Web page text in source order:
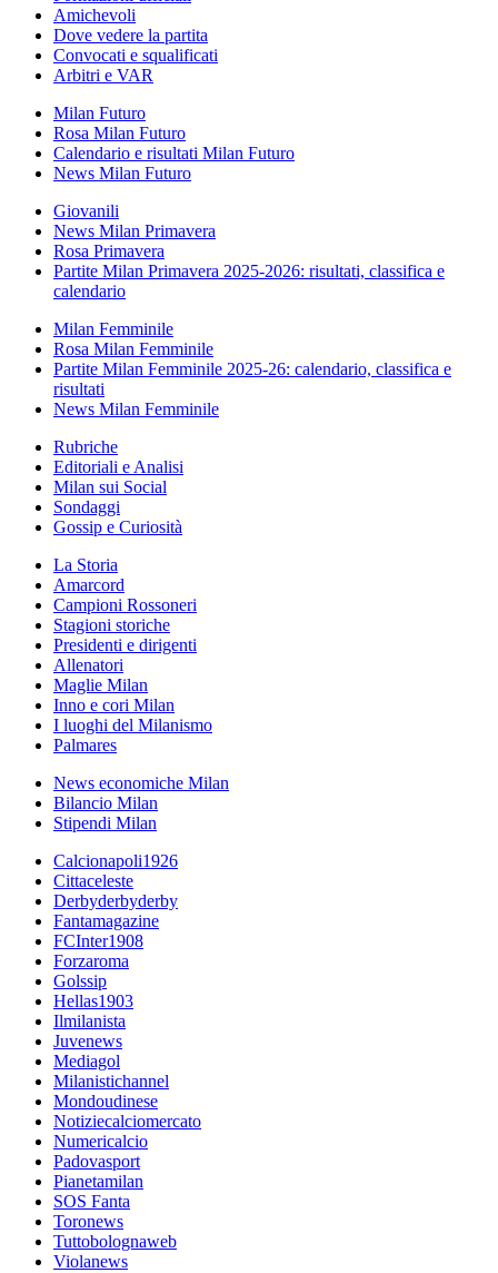
Amichevoli
Dove vedere la partita
Convocati e squalificati
Arbitri e VAR
Milan Futuro
Rosa Milan Futuro
Calendario e risultati Milan Futuro
News Milan Futuro
Giovanili
News Milan Primavera
Rosa Primavera
Partite Milan Primavera 2025-2026: risultati, classifica e
calendario
Milan Femminile
Rosa Milan Femminile
Partite Milan Femminile 2025-26: calendario, classifica e
risultati
News Milan Femminile
Rubriche
Editoriali e Analisi
Milan sui Social
Sondaggi
Gossip e Curiosità
La Storia
Amarcord
Campioni Rossoneri
Stagioni storiche
Presidenti e dirigenti
Allenatori
Maglie Milan
Inno e cori Milan
I luoghi del Milanismo
Palmares
News economiche Milan
Bilancio Milan
Stipendi Milan
Calcionapoli1926
Cittaceleste
Derbyderbyderby
Fantamagazine
FCInter1908
Forzaroma
Golssip
Hellas1903
Ilmilanista
Juvenews
Mediagol
Milanistichannel
Mondoudinese
Notiziecalciomercato
Numericalcio
Padovasport
Pianetamilan
SOS Fanta
Toronews
Tuttobolognaweb
Violanews